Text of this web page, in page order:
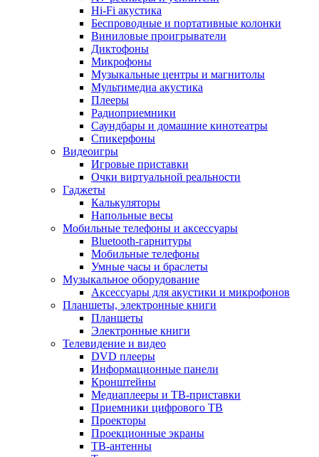
Hi-Fi акустика
Беспроводные и портативные колонки
Виниловые проигрыватели
Диктофоны
Микрофоны
Музыкальные центры и магнитолы
Мультимедиа акустика
Плееры
Радиоприемники
Саундбары и домашние кинотеатры
Спикерфоны
Видеоигры
Игровые приставки
Очки виртуальной реальности
Гаджеты
Калькуляторы
Напольные весы
Мобильные телефоны и аксессуары
Bluetooth-гарнитуры
Мобильные телефоны
Умные часы и браслеты
Музыкальное оборудование
Аксессуары для акустики и микрофонов
Планшеты, электронные книги
Планшеты
Электронные книги
Телевидение и видео
DVD плееры
Информационные панели
Кронштейны
Медиаплееры и ТВ-приставки
Приемники цифрового ТВ
Проекторы
Проекционные экраны
ТВ-антенны